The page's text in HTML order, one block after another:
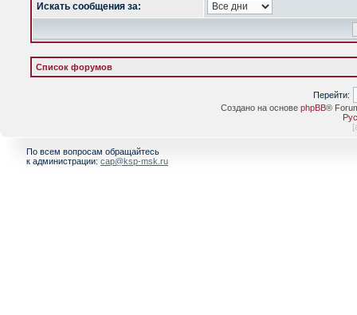
Искать сообщения за:
Список форумов
Перейти:
Создано на основе phpBB®
[
По всем вопросам обращайтесь
к администрации: cap@ksp-msk.ru